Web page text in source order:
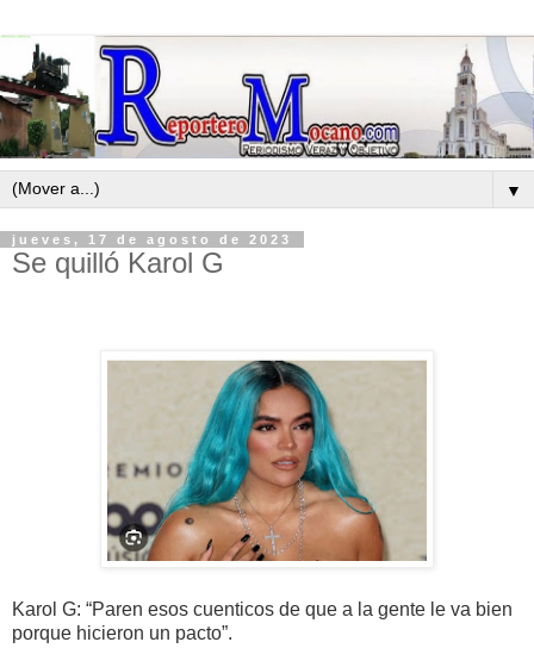
▼
jueves, 17 de agosto de 2023
Se quilló Karol G
Karol G: “Paren esos cuenticos de que a la gente le va bien
porque hicieron un pacto”.